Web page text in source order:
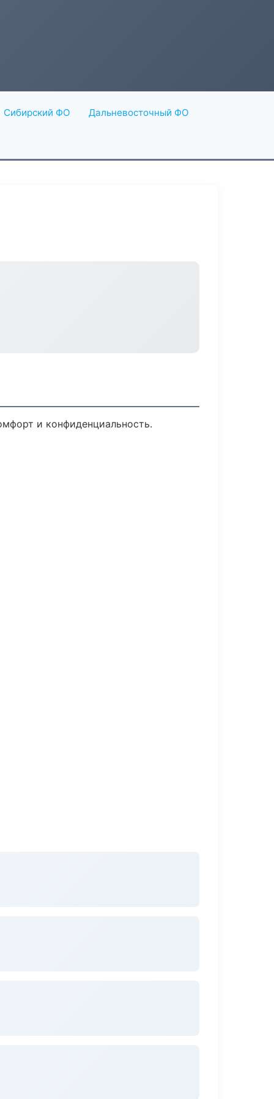
Сибирский ФО Дальневосточный ФО
и конфиденциальность.